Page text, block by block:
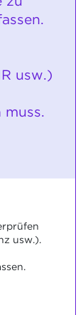
usw.)
usw.).